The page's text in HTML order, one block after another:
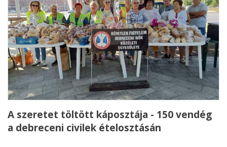
A szeretet töltött káposztája - 150 vendég
a debreceni civilek ételosztásán